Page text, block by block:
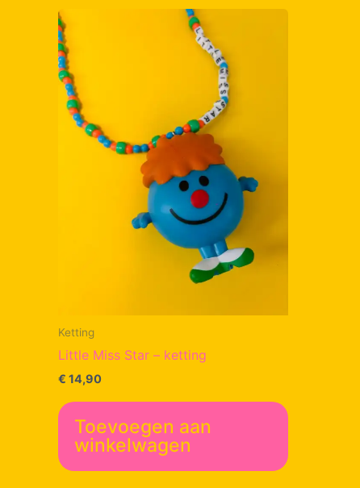
Ketting
Little Miss Star – ketting
€ 14,90
Toevoegen aan
winkelwagen